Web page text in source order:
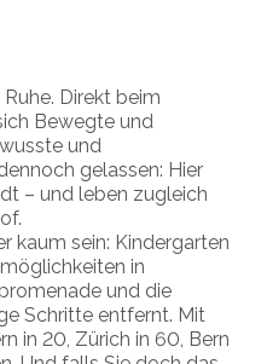
Direkt beim
Bewegte und
und
gelassen: Hier
– und leben zugleich
kaum sein: Kindergarten
in
und die
Schritte entfernt. Mit
in 20, Zürich in 60, Bern